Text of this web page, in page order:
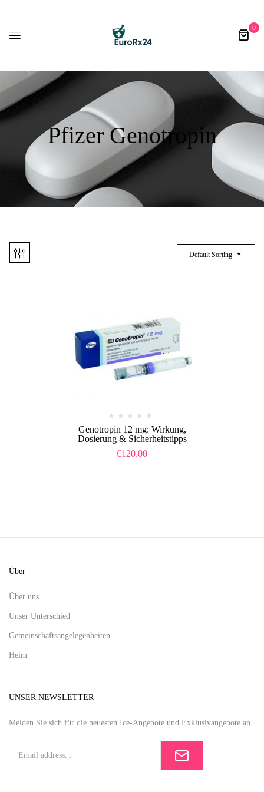
0
Pfizer Genotropin
Default Sorting
Genotropin 12 mg: Wirkung,
Dosierung & Sicherheitstipps
€120.00
Über
Über uns
Unser Unterschied
Gemeinschaftsangelegenheiten
Heim
UNSER NEWSLETTER
Melden Sie sich für die neuesten Ice-Angebote und Exklusivangebote an.